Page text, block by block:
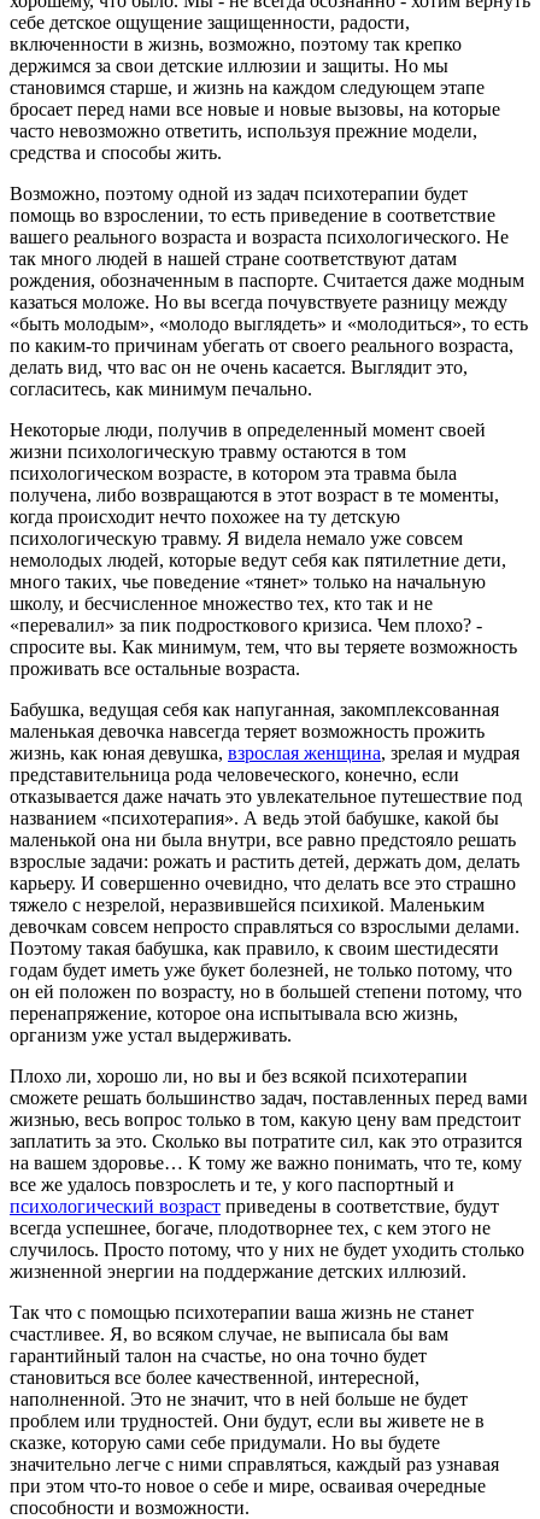
себе детское ощущение защищенности, радости,
включенности в жизнь, возможно, поэтому так крепко
держимся за свои детские иллюзии и защиты. Но мы
становимся старше, и жизнь на каждом следующем этапе
бросает перед нами все новые и новые вызовы, на которые
часто невозможно ответить, используя прежние модели,
средства и способы жить.
Возможно, поэтому одной из задач психотерапии будет
помощь во взрослении, то есть приведение в соответствие
вашего реального возраста и возраста психологического. Не
так много людей в нашей стране соответствуют датам
рождения, обозначенным в паспорте. Считается даже модным
казаться моложе. Но вы всегда почувствуете разницу между
«быть молодым», «молодо выглядеть» и «молодиться», то есть
по каким-то причинам убегать от своего реального возраста,
делать вид, что вас он не очень касается. Выглядит это,
согласитесь, как минимум печально.
Некоторые люди, получив в определенный момент своей
жизни психологическую травму остаются в том
психологическом возрасте, в котором эта травма была
получена, либо возвращаются в этот возраст в те моменты,
когда происходит нечто похожее на ту детскую
психологическую травму. Я видела немало уже совсем
немолодых людей, которые ведут себя как пятилетние дети,
много таких, чье поведение «тянет» только на начальную
школу, и бесчисленное множество тех, кто так и не
«перевалил» за пик подросткового кризиса. Чем плохо? -
спросите вы. Как минимум, тем, что вы теряете возможность
проживать все остальные возраста.
Бабушка, ведущая себя как напуганная, закомплексованная
маленькая девочка навсегда теряет возможность прожить
жизнь, как юная девушка, взрослая женщина, зрелая и мудрая
представительница рода человеческого, конечно, если
отказывается даже начать это увлекательное путешествие под
названием «психотерапия». А ведь этой бабушке, какой бы
маленькой она ни была внутри, все равно предстояло решать
взрослые задачи: рожать и растить детей, держать дом, делать
карьеру. И совершенно очевидно, что делать все это страшно
тяжело с незрелой, неразвившейся психикой. Маленьким
девочкам совсем непросто справляться со взрослыми делами.
Поэтому такая бабушка, как правило, к своим шестидесяти
годам будет иметь уже букет болезней, не только потому, что
он ей положен по возрасту, но в большей степени потому, что
перенапряжение, которое она испытывала всю жизнь,
организм уже устал выдерживать.
Плохо ли, хорошо ли, но вы и без всякой психотерапии
сможете решать большинство задач, поставленных перед вами
жизнью, весь вопрос только в том, какую цену вам предстоит
заплатить за это. Сколько вы потратите сил, как это отразится
на вашем здоровье… К тому же важно понимать, что те, кому
все же удалось повзрослеть и те, у кого паспортный и
психологический возраст приведены в соответствие, будут
всегда успешнее, богаче, плодотворнее тех, с кем этого не
случилось. Просто потому, что у них не будет уходить столько
жизненной энергии на поддержание детских иллюзий.
Так что с помощью психотерапии ваша жизнь не станет
счастливее. Я, во всяком случае, не выписала бы вам
гарантийный талон на счастье, но она точно будет
становиться все более качественной, интересной,
наполненной. Это не значит, что в ней больше не будет
проблем или трудностей. Они будут, если вы живете не в
сказке, которую сами себе придумали. Но вы будете
значительно легче с ними справляться, каждый раз узнавая
при этом что-то новое о себе и мире, осваивая очередные
способности и возможности.